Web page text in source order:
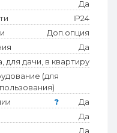
Да
IP24
Доп.опция
Да
для дачи, в квартиру
(для
?
Да
Да
Да